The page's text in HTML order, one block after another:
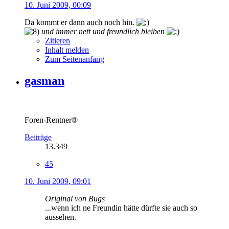
10. Juni 2009, 00:09
Da kommt er dann auch noch hin.
und immer nett und freundlich bleiben
Zitieren
Inhalt melden
Zum Seitenanfang
gasman
Foren-Rentner®
Beiträge
13.349
45
10. Juni 2009, 09:01
Original von Bugs
...wenn ich ne Freundin hätte dürfte sie auch so
aussehen.